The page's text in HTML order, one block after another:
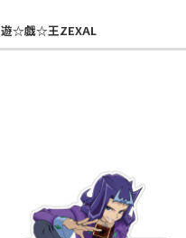
遊☆戯☆王ZEXAL